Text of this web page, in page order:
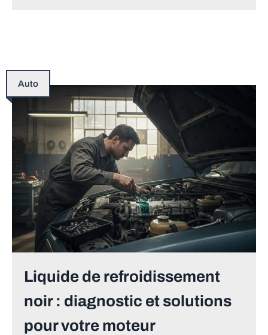
Auto
Liquide de refroidissement
noir : diagnostic et solutions
pour votre moteur